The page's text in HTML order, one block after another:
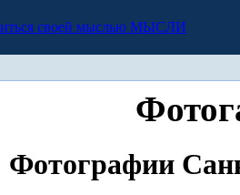
МЫСЛИ
Фотографии